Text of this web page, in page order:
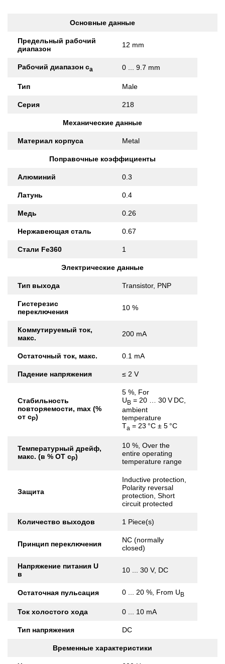
Основные данные
Предельный рабочий
диапазон
12 mm
Рабочий диапазон са 0 ... 9.7 mm
Тип Male
Серия 218
Механические данные
Материал корпуса Metal
Поправочные коэффициенты
Алюминий 0.3
Латунь 0.4
Медь 0.26
Нержавеющая сталь 0.67
Стали Fe360 1
Электрические данные
Тип выхода Transistor, PNP
Гистерезис
переключения
10 %
Коммутируемый ток,
макс.
200 mA
Остаточный ток, макс. 0.1 mA
Падение напряжения ≤ 2 V
Стабильность
повторяемости, max (%
от сР)
5 %, For
UB = 20 … 30 V DC,
ambient
temperature
Ta = 23 °C ± 5 °C
Температурный дрейф,
макс. (в % ОТ сР)
10 %, Over the
entire operating
temperature range
Защита
Inductive protection,
Polarity reversal
protection, Short
circuit protected
Количество выходов 1 Piece(s)
Принцип переключения
NC (normally
closed)
Напряжение питания U
в
10 ... 30 V, DC
Остаточная пульсация 0 ... 20 %, From UB
Ток холостого хода 0 ... 10 mA
Тип напряжения DC
Временные характеристики